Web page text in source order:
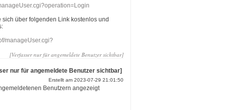
über folgenden Link kostenlos und
manageUser.cgi?
[Verfasser nur für angemeldete Benutzer sichtbar]
nur für angemeldete Benutzer sichtbar]
Erstellt am 2023-07-29 21:01:50
Benutzern angezeigt